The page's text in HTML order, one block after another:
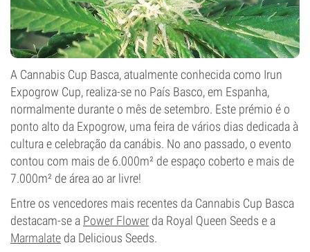
A Cannabis Cup Basca, atualmente conhecida como Irun
Expogrow Cup, realiza-se no País Basco, em Espanha,
normalmente durante o mês de setembro. Este prémio é o
ponto alto da Expogrow, uma feira de vários dias dedicada à
cultura e celebração da canábis. No ano passado, o evento
contou com mais de 6.000m² de espaço coberto e mais de
7.000m² de área ao ar livre!
Entre os vencedores mais recentes da Cannabis Cup Basca
destacam-se a Power Flower da Royal Queen Seeds e a
Marmalate da Delicious Seeds.